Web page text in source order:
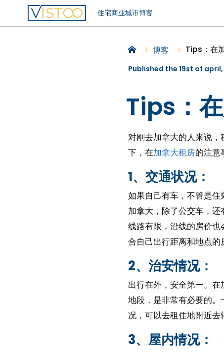
住宅商业城市博客
博客 Tips：在
Published the 19st of
Tips：
对刚去加拿大的人来说
下，在加拿大租房的注意
1、交通状况：
如果自己有车，不管是
加拿大，除了公交车，
线路有限，沿线的房价
合自己出行距离和地点的
2、治安情况：
出行在外，安全第一。
地段，是非常有必要的
况，可以去租住地附近去
3、屋内情况：